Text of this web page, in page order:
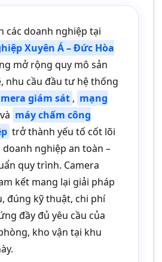
các doanh nghiệp tại
Xuyên Á – Đức Hòa
mở rộng quy mô sản
nhu cầu đầu tư hệ thống
giám sát , mạng
và máy chấm công
trở thành yếu tố cốt lõi
nghiệp an toàn –
quy trình. Camera
kết mang lại giải pháp
đúng kỹ thuật, chi phí
đầy đủ yêu cầu của
kho vận tại khu